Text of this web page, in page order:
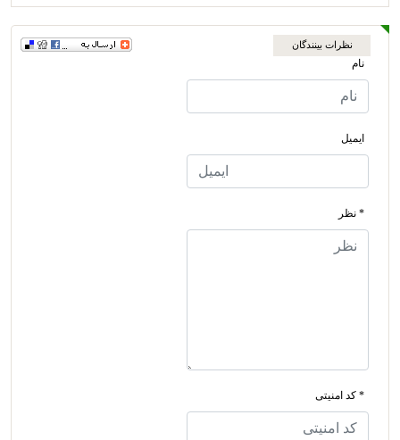
نظرات بینندگان
نام
ایمیل
* نظر
* کد امنیتی